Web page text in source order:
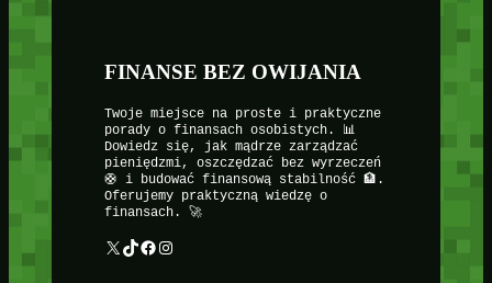
FINANSE BEZ OWIJANIA
Twoje miejsce na proste i praktyczne
porady o finansach osobistych. 📊
Dowiedz się, jak mądrze zarządzać
pieniędzmi, oszczędzać bez wyrzeczeń
🛟 i budować finansową stabilność 🏦.
Oferujemy praktyczną wiedzę o
finansach. 🚀
X TikTok Facebook Instagram